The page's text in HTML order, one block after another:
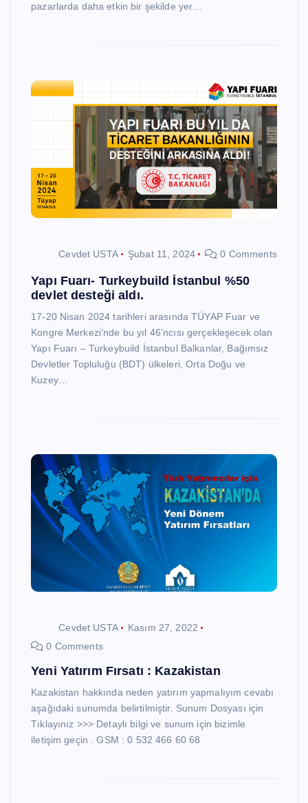
pazarlarda daha etkin bir şekilde yer…
Cevdet USTA Şubat 11, 2024 0 Comments
Yapı Fuarı- Turkeybuild İstanbul %50
devlet desteği aldı.
17-20 Nisan 2024 tarihleri arasında TÜYAP Fuar ve
Kongre Merkezi’nde bu yıl 46’ncısı gerçekleşecek olan
Yapı Fuarı – Turkeybuild İstanbul Balkanlar, Bağımsız
Devletler Topluluğu (BDT) ülkeleri, Orta Doğu ve
Kuzey…
Cevdet USTA
Kasım 27, 2022
0 Comments
Yeni Yatırım Fırsatı : Kazakistan
Kazakistan hakkında neden yatırım yapmalıyım cevabı
aşağıdaki sunumda belirtilmiştir. Sunum Dosyası için
Tıklayınız >>> Detaylı bilgi ve sunum için bizimle
iletişim geçin . GSM : 0 532 466 60 68